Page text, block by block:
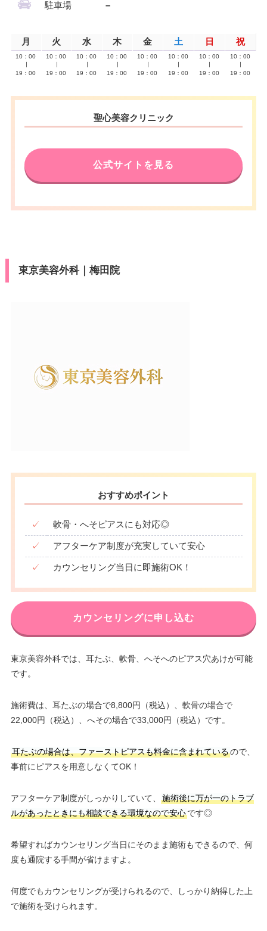
駐車場 –
月 火 水 木 金 土 日 祝
10：00
19：00
10：00
19：00
10：00
19：00
10：00
19：00
10：00
19：00
10：00
19：00
10：00
19：00
10：00
19：00
聖心美容クリニック
公式サイトを見る
東京美容外科｜梅田院
おすすめポイント
✓ 軟骨・へそピアスにも対応◎
✓ アフターケア制度が充実していて安心
✓ カウンセリング当日に即施術OK！
カウンセリングに申し込む
東京美容外科では、耳たぶ、軟骨、へそへのピアス穴あけが可能
です。
施術費は、耳たぶの場合で8,800円（税込）、軟骨の場合で
22,000円（税込）、へその場合で33,000円（税込）です。
耳たぶの場合は、ファーストピアスも料金に含まれているので、
事前にピアスを用意しなくてOK！
アフターケア制度がしっかりしていて、
施術後に万が一のトラブ
ルがあったときにも相談できる環境なので安心です◎
希望すればカウンセリング当日にそのまま施術もできるので、何
度も通院する手間が省けますよ。
何度でもカウンセリングが受けられるので、しっかり納得した上
で施術を受けられます。